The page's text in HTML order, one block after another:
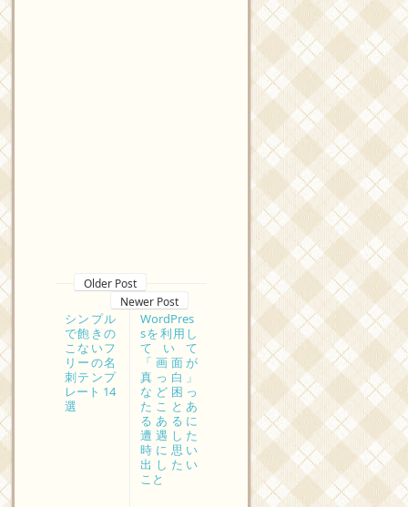
Older Post
Newer Post
WordPres
sを利用し
ていて
「画面が
真っ白」
など困っ
たことあ
るあるに
遭遇した
時に思い
出したい
こと
シンプル
で飽きの
こないフ
リーの名
刺テンプ
レート 14
選